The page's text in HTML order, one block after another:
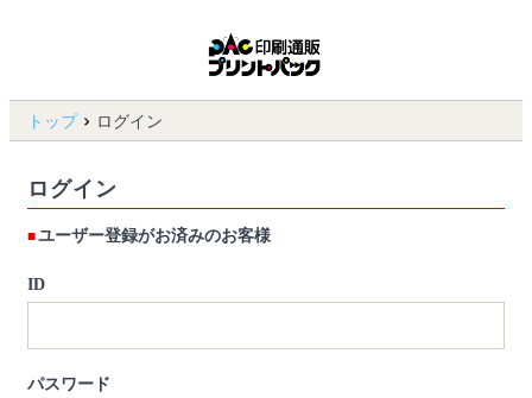
トップ ログイン
ログイン
ユーザー登録がお済みのお客様
ID
パスワード